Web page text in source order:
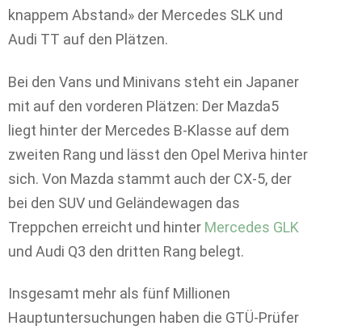
knappem Abstand» der Mercedes SLK und
Audi TT auf den Plätzen.
Bei den Vans und Minivans steht ein Japaner
mit auf den vorderen Plätzen: Der Mazda5
liegt hinter der Mercedes B-Klasse auf dem
zweiten Rang und lässt den Opel Meriva hinter
sich. Von Mazda stammt auch der CX-5, der
bei den SUV und Geländewagen das
Treppchen erreicht und hinter Mercedes GLK
und Audi Q3 den dritten Rang belegt.
Insgesamt mehr als fünf Millionen
Hauptuntersuchungen haben die GTÜ-Prüfer